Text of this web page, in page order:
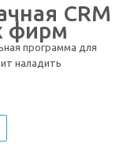
CRM
фирм
программа для
наладить